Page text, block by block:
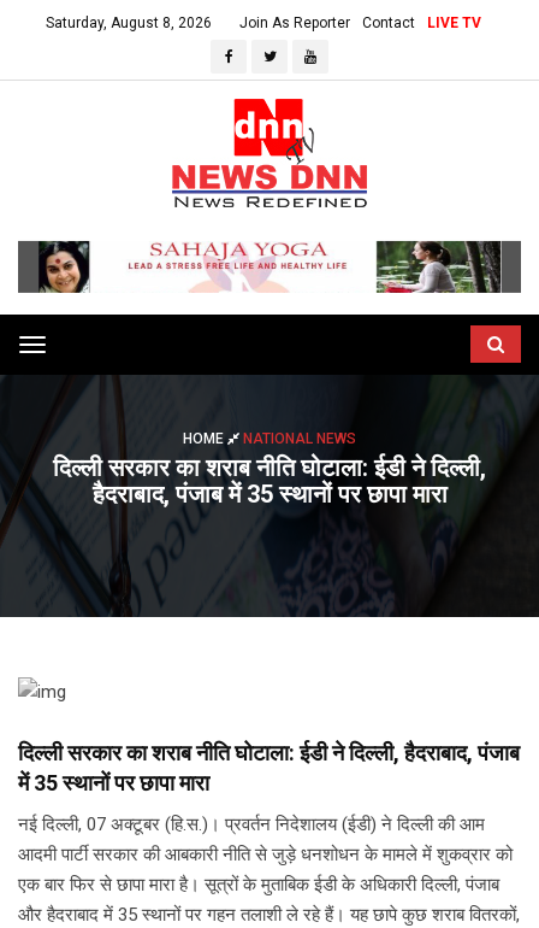
Saturday, August 8, 2026 Join As Reporter Contact LIVE TV
Toggle
navigation
HOME NATIONAL NEWS
दिल्ली सरकार का शराब नीति घोटाला: ईडी ने दिल्ली,
हैदराबाद, पंजाब में 35 स्थानों पर छापा मारा
दिल्ली सरकार का शराब नीति घोटाला: ईडी ने दिल्ली, हैदराबाद, पंजाब
में 35 स्थानों पर छापा मारा
नई दिल्ली, 07 अक्टूबर (हि.स.)। प्रवर्तन निदेशालय (ईडी) ने दिल्ली की आम
आदमी पार्टी सरकार की आबकारी नीति से जुड़े धनशोधन के मामले में शुकव्रार को
एक बार फिर से छापा मारा है। सूत्रों के मुताबिक ईडी के अधिकारी दिल्ली, पंजाब
और हैदराबाद में 35 स्थानों पर गहन तलाशी ले रहे हैं। यह छापे कुछ शराब वितरकों,